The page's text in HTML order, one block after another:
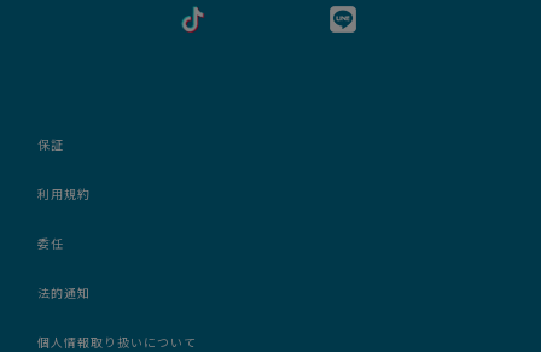
保証
利用規約
委任
法的通知
個人情報取り扱いについて